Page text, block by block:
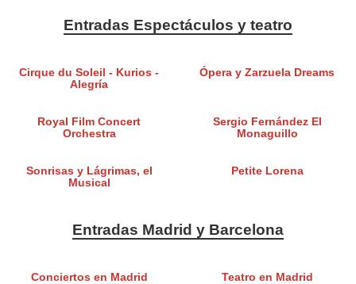
Entradas Espectáculos y teatro
Cirque du Soleil - Kurios -
Alegría
Ópera y Zarzuela Dreams
Royal Film Concert
Orchestra
Sergio Fernández El
Monaguillo
Sonrisas y Lágrimas, el
Musical
Petite Lorena
Entradas Madrid y Barcelona
Conciertos en Madrid Teatro en Madrid